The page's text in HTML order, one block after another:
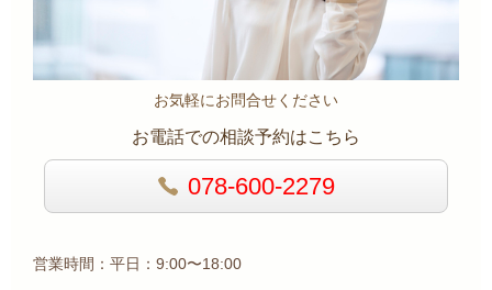
お気軽にお問合せください
お電話での相談予約はこちら
078-600-2279
営業時間：平日：9:00〜18:00